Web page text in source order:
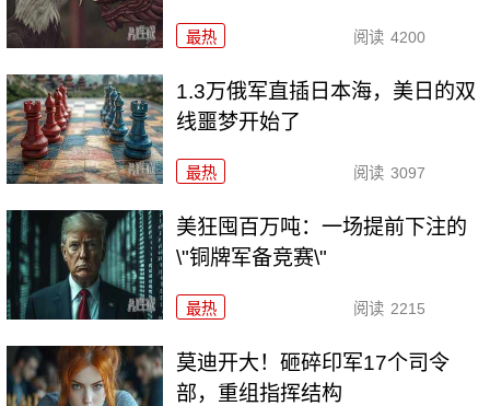
最热 阅读 4200
1.3万俄军直插日本海，美日的双
线噩梦开始了
最热 阅读 3097
美狂囤百万吨：一场提前下注的
\"铜牌军备竞赛\"
最热 阅读 2215
莫迪开大！砸碎印军17个司令
部，重组指挥结构